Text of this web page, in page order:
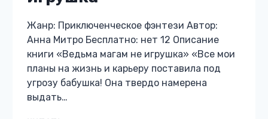
Жанр: Приключенческое фэнтези Автор:
Анна Митро Бесплатно: нет 12 Описание
книги «Ведьма магам не игрушка» «Все мои
планы на жизнь и карьеру поставила под
угрозу бабушка! Она твердо намерена
выдать…